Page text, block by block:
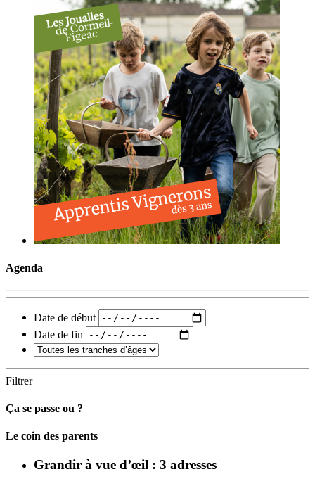
Agenda
Date de début
Date de fin
Filtrer
Ça se passe ou ?
Carto
Le coin des parents
Grandir à vue d’œil : 3 adresses